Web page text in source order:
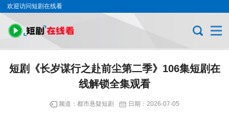
欢迎访问短剧在线看
短剧《长岁谋行之赴前尘第二季》106集短剧在
线解锁全集观看
频道： 都市悬疑短剧 日期： 2026-07-05